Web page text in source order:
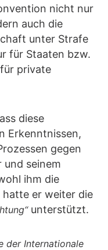
nicht nur
auch die
unter Strafe
für Staaten bzw.
private
diese
Erkenntnissen,
gegen
und seinem
ihm die
hatte er weiter die
unterstützt.
der Internationale